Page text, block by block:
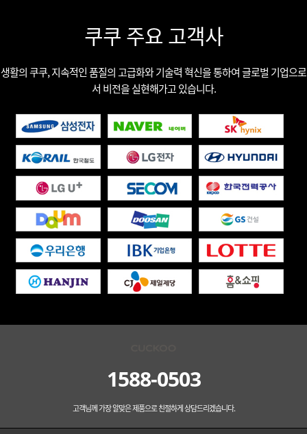
쿠쿠 주요 고객사
생활의 쿠쿠, 지속적인 품질의 고급화와 기술력 혁신을 통하여 글로벌 기업으로
서 비전을 실현해가고 있습니다.
1588-0503
고객님께 가장 알맞은 제품으로 친절하게 상담드리겠습니다.